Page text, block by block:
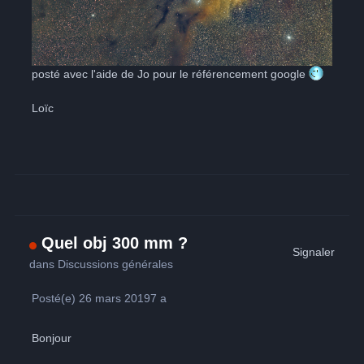
posté avec l'aide de Jo pour le référencement google
Loïc
Quel obj 300 mm ?
dans Discussions générales
Signaler
Posté(e)26 mars 20197 a
Bonjour